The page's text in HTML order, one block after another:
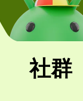
社群